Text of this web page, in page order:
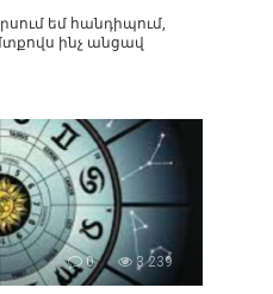
եմ հանդիպում,
ինչ անցավ
0 3 239